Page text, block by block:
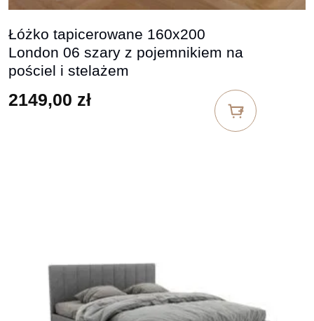
Łóżko tapicerowane 160x200
London 06 szary z pojemnikiem na
pościel i stelażem
2149,00 zł